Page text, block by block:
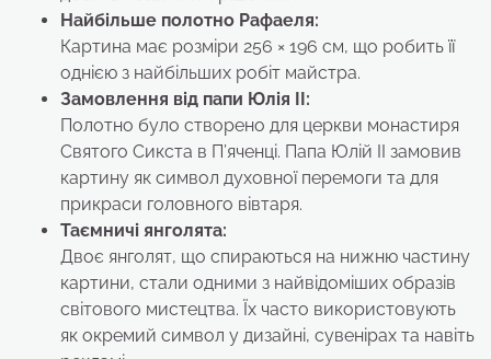
Найбільше полотно Рафаеля:
Картина має розміри 256 × 196 см, що робить її
однією з найбільших робіт майстра.
Замовлення від папи Юлія II:
Полотно було створено для церкви монастиря
Святого Сикста в П’яченці. Папа Юлій II замовив
картину як символ духовної перемоги та для
прикраси головного вівтаря.
Таємничі янголята:
Двоє янголят, що спираються на нижню частину
картини, стали одними з найвідоміших образів
світового мистецтва. Їх часто використовують
як окремий символ у дизайні, сувенірах та навіть